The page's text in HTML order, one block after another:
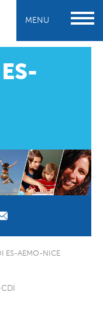
MENU
ES-AEMO-NICE